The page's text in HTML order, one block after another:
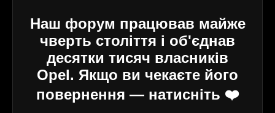
Наш форум працював майже
чверть століття і об'єднав
десятки тисяч власників
Opel. Якщо ви чекаєте його
повернення — натисніть ❤️